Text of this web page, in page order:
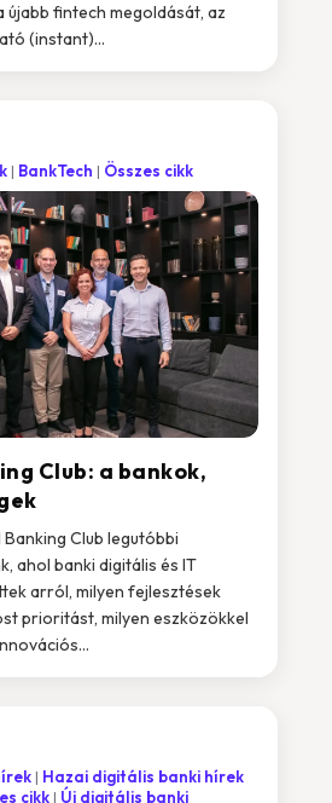
fintech megoldását, az
(instant)...
Club: a bankok,
BankTech Összes cikk
Club legutóbbi
ahol banki digitális és IT
arról, milyen fejlesztések
prioritást, milyen eszközökkel
Hazai digitális banki hírek
cikk Új digitális banki